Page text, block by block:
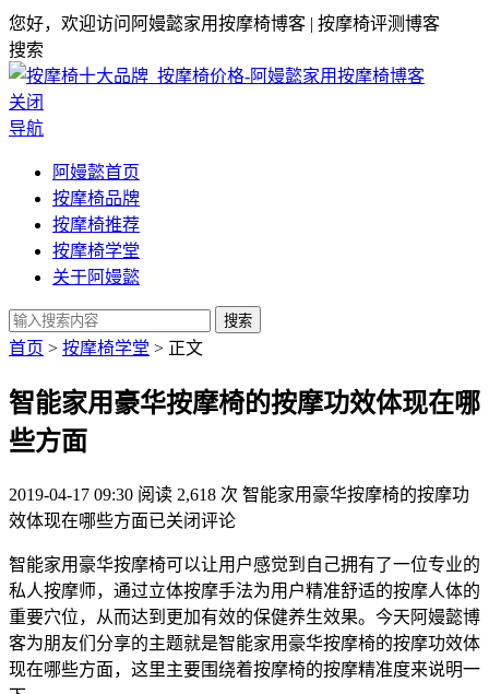
您好，欢迎访问阿嫚懿家用按摩椅博客 | 按摩椅评测博客
搜索
关闭
导航
阿嫚懿首页
按摩椅品牌
按摩椅推荐
按摩椅学堂
关于阿嫚懿
搜索
首页 > 按摩椅学堂 > 正文
智能家用豪华按摩椅的按摩功效体现在哪
些方面
2019-04-17 09:30 阅读 2,618 次 智能家用豪华按摩椅的按摩功
效体现在哪些方面已关闭评论
智能家用豪华按摩椅可以让用户感觉到自己拥有了一位专业的
私人按摩师，通过立体按摩手法为用户精准舒适的按摩人体的
重要穴位，从而达到更加有效的保健养生效果。今天阿嫚懿博
客为朋友们分享的主题就是智能家用豪华按摩椅的按摩功效体
现在哪些方面，这里主要围绕着按摩椅的按摩精准度来说明一